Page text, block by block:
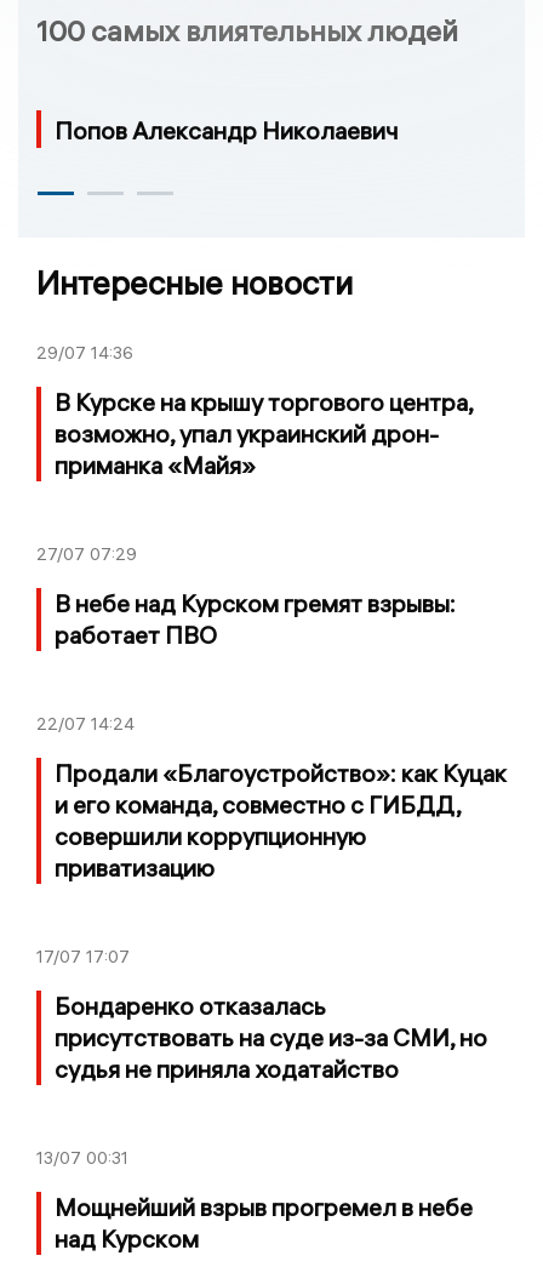
100 самых влиятельных людей
Попов Александр Николаевич
Интересные новости
29/07 14:36
В Курске на крышу торгового центра,
возможно, упал украинский дрон-
приманка «Майя»
27/07 07:29
В небе над Курском гремят взрывы:
работает ПВО
22/07 14:24
Продали «Благоустройство»: как Куцак
и его команда, совместно с ГИБДД,
совершили коррупционную
приватизацию
17/07 17:07
Бондаренко отказалась
присутствовать на суде из-за СМИ, но
судья не приняла ходатайство
13/07 00:31
Мощнейший взрыв прогремел в небе
над Курском